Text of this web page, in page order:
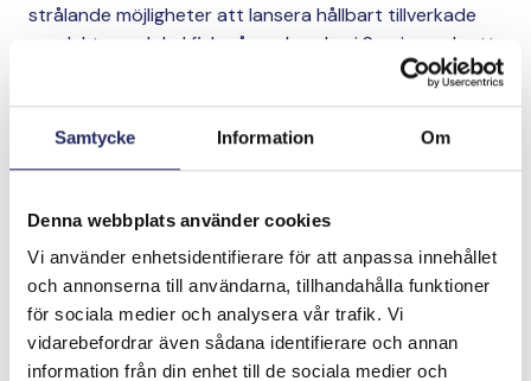
Samtycke Information Om
Denna webbplats använder cookies
Vi använder enhetsidentifierare för att anpassa innehållet
och annonserna till användarna, tillhandahålla funktioner
för sociala medier och analysera vår trafik. Vi
vidarebefordrar även sådana identifierare och annan
information från din enhet till de sociala medier och
strålande möjligheter att lansera hållbart tillverkade
produkter av lokal fisk på marknaden i Sverige och att
tillgodose den ständigt växande efterfrågan på
miljövänliga fiskrätter.
totalt nio fiskare från Sverige, från Bottenvikens
stränder ända till Gotlands vatten. Under projektet
fiskades 52 ton karpfiskar i Sverige och 2 ton på
Åland. Det innebär att det fiske som genomfördes
inom projektet tog bort cirka 400 kg fosfor från
havet.